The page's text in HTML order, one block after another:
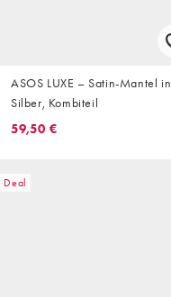
ASOS LUXE – Satin-Mantel in
Silber, Kombiteil
59,50 €
Deal